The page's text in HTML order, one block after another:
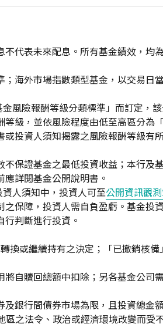
代表未來配息。所有基金績效，均
海外市場指數類型基金，以交易日
風險報酬等級分類標準」而訂定，
級，並依風險程度由低至高區分為「
或投資人須知揭露之風險報酬等級有
保證基金之最低投資收益；本行及
詳閱基金公開說明書。
人須知中，投資人可至公開資訊觀
保障，投資人需自負盈虧。基金投
判斷進行投資。
換或繼續持有之決定；「已撤銷核備
自贖回總額中扣除；另各基金公司
銀行間債券市場為限，且投資總金
之法令、政治或經濟環境改變而受